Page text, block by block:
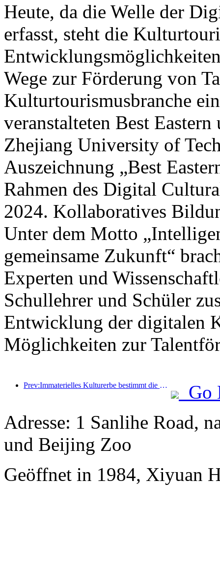
Heute, da die Welle der
erfasst, steht die
Wege zur Förderung von
Kulturtourismusbranche
veranstalteten Best
Zhejiang University of
Auszeichnung „Best
Rahmen des Digital
2024. Kollaboratives
Unter dem Motto
gemeinsame Zukunft“
Experten und
Schullehrer und Schüler
Entwicklung der digitalen
Möglichkeiten zur
Prev:Immaterielles Kulturerbe bestimmt die Hotelmode. Wo wird es als nächstes High-End-Resort-Hotels geben?
Go
Adresse: 1 Sanlihe Road,
und Beijing Zoo
Geöffnet in 1984, Xiyuan